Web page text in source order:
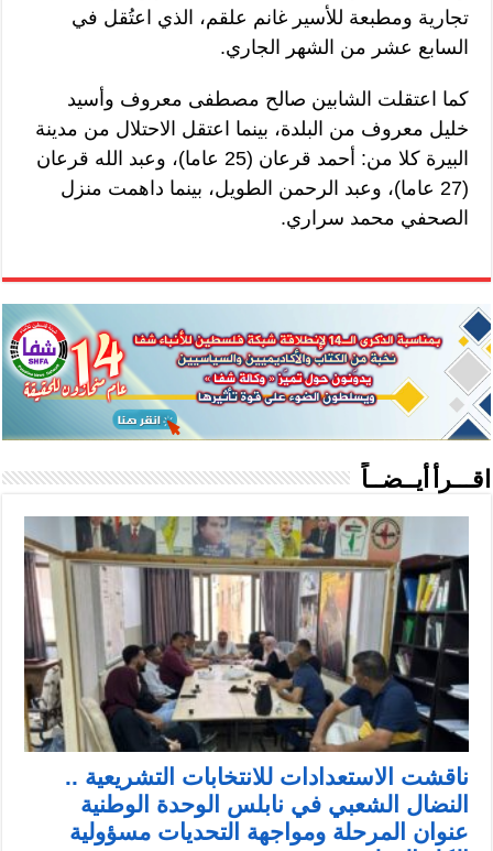
تجارية ومطبعة للأسير غانم علقم، الذي اعتُقل في
السابع عشر من الشهر الجاري.
كما اعتقلت الشابين صالح مصطفى معروف وأسيد
خليل معروف من البلدة، بينما اعتقل الاحتلال من مدينة
البيرة كلا من: أحمد قرعان (25 عاما)، وعبد الله قرعان
(27 عاما)، وعبد الرحمن الطويل، بينما داهمت منزل
الصحفي محمد سراري.
اقـــرأ أيــضــاً
ناقشت الاستعدادات للانتخابات التشريعية ..
النضال الشعبي في نابلس الوحدة الوطنية
عنوان المرحلة ومواجهة التحديات مسؤولية